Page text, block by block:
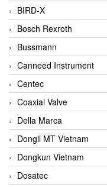
BIRD-X
Bosch Rexroth
Bussmann
Canneed Instrument
Centec
Coaxial Valve
Della Marca
Dongil MT Vietnam
Dongkun Vietnam
Dosatec